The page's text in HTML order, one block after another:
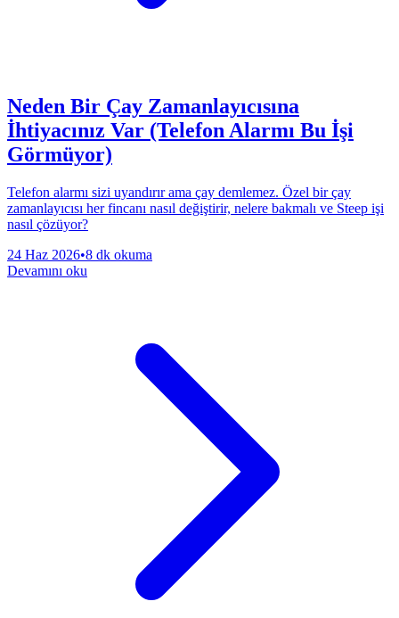
Neden Bir Çay Zamanlayıcısına
İhtiyacınız Var (Telefon Alarmı Bu İşi
Görmüyor)
Telefon alarmı sizi uyandırır ama çay demlemez. Özel bir çay
zamanlayıcısı her fincanı nasıl değiştirir, nelere bakmalı ve Steep işi
nasıl çözüyor?
24 Haz 2026•8 dk okuma
Devamını oku